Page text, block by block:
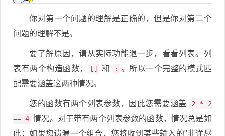
你对第一个问题的理解是正确的，但是你对第二个
问题的理解不是。
要了解原因，请从实际功能退一步，看看列表。列
表有两个构造函数，
[] 和 : 。所以一个完整的模式匹
配需要涵盖这两种情况。
您的函数有两个列表参数，因此您需要涵盖
2 * 2
== 4 情况。对于带有两个列表参数的函数，情况总是如
此；如果您遗漏一个组合，您将收到某些输入的"非详尽